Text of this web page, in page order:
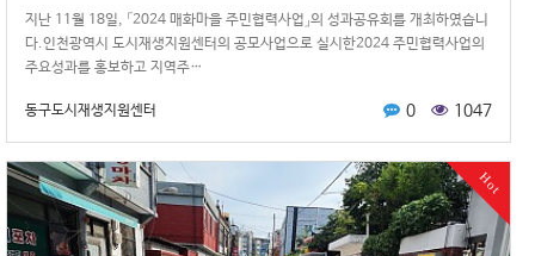
지난 11월 18일, 「2024 매화마을 주민협력사업」의 성과공유회를 개최하였습니
다.인천광역시 도시재생지원센터의 공모사업으로 실시한2024 주민협력사업의
주요성과를 홍보하고 지역주…
동구도시재생지원센터 0 1047
Hot